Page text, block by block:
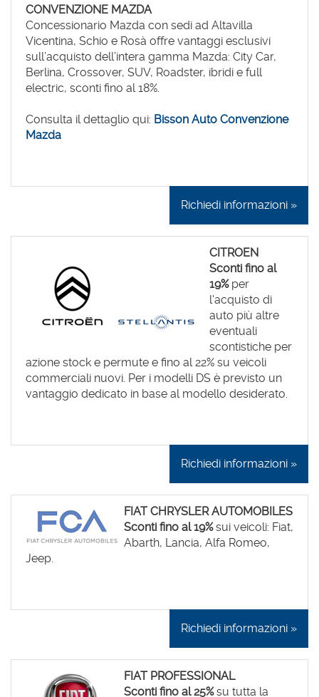
CONVENZIONE MAZDA
Concessionario Mazda con sedi ad Altavilla
Vicentina, Schio e Rosà offre vantaggi esclusivi
sull’acquisto dell’intera gamma Mazda: City Car,
Berlina, Crossover, SUV, Roadster, ibridi e full
electric, sconti fino al 18%.
Consulta il dettaglio qui: Bisson Auto Convenzione
Mazda
Richiedi informazioni »
CITROEN
Sconti fino al
19%per
l'acquisto di
auto più altre
eventuali
scontistiche per
azione stock e permute e fino al 22% su veicoli
commerciali nuovi. Per i modelli DS è previsto un
vantaggio dedicato in base al modello desiderato.
Richiedi informazioni »
FIAT CHRYSLER AUTOMOBILES
Sconti fino al 19%sui veicoli: Fiat,
Abarth, Lancia, Alfa Romeo,
Jeep.
Richiedi informazioni »
FIAT PROFESSIONAL
Sconti fino al 25%su tutta la